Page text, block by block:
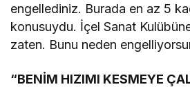
engellediniz. Burada en az 5
konusuydu. İçel Sanat
zaten. Bunu neden
“BENİM HIZIMI KESMEYE